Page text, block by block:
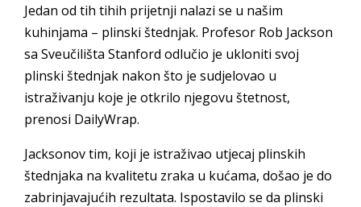
Jedan od tih tihih prijetnji nalazi se u našim
kuhinjama – plinski štednjak. Profesor Rob Jackson
sa Sveučilišta Stanford odlučio je ukloniti svoj
plinski štednjak nakon što je sudjelovao u
istraživanju koje je otkrilo njegovu štetnost,
prenosi DailyWrap.
Jacksonov tim, koji je istraživao utjecaj plinskih
štednjaka na kvalitetu zraka u kućama, došao je do
zabrinjavajućih rezultata. Ispostavilo se da plinski